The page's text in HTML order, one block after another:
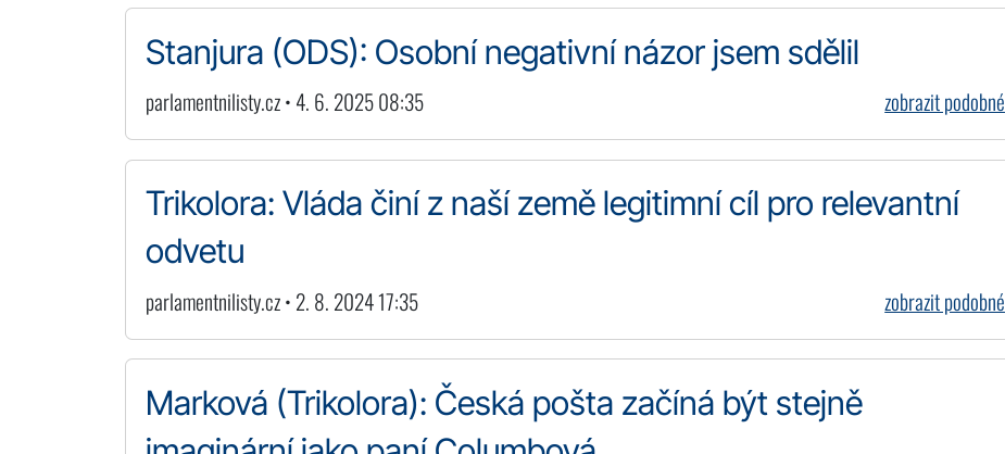
Stanjura (ODS): Osobní negativní názor jsem sdělil
parlamentnilisty.cz • 4. 6. 2025 08:35 zobrazit podobné
Trikolora: Vláda činí z naší země legitimní cíl pro relevantní
odvetu
parlamentnilisty.cz • 2. 8. 2024 17:35 zobrazit podobné
Marková (Trikolora): Česká pošta začíná být stejně